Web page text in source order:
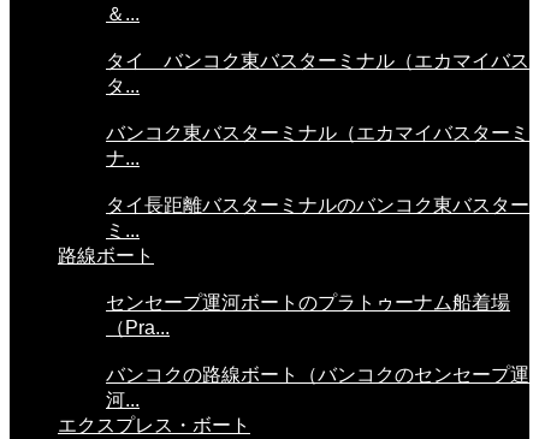
＆...
タイ バンコク東バスターミナル（エカマイバス
タ...
バンコク東バスターミナル（エカマイバスターミ
ナ...
タイ長距離バスターミナルのバンコク東バスター
ミ...
路線ボート
センセープ運河ボートのプラトゥーナム船着場
（Pra...
バンコクの路線ボート（バンコクのセンセープ運
河...
エクスプレス・ボート